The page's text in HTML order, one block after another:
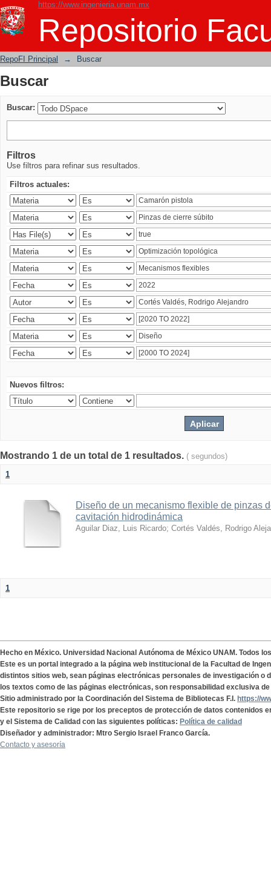
https://www.ingenieria.unam.mx
Repositorio
Buscar
RepoFI Principal → Buscar
Buscar
Buscar:
Filtros
Use filtros para refinar sus resultados.
Filtros actuales:
Nuevos filtros:
Mostrando 1 de un total de 1 resultados. ( segundos)
1
Diseño de un mecanismo flexible de pinzas
cavitación hidrodinámica
Aguilar Diaz, Luis Ricardo; Cortés Valdés, Rodrigo
1
Hecho en México. Universidad Nacional Autónoma de México UNAM. Todos
Este es un portal integrado a la página web institucional de la Facultad de
distintos sitios web, sean páginas electrónicas personales de investigación o
los textos como de las páginas electrónicas, son responsabilidad exclusiva
Sitio administrado por la Coordinación del Sistema de Bibliotecas F.I. https://
Este repositorio se rige por los preceptos de protección de datos contenidos
y el Sistema de Calidad con las siguientes políticas: Política de calidad
Diseñador y administrador: Mtro Sergio Israel Franco García.
Contacto y asesoría